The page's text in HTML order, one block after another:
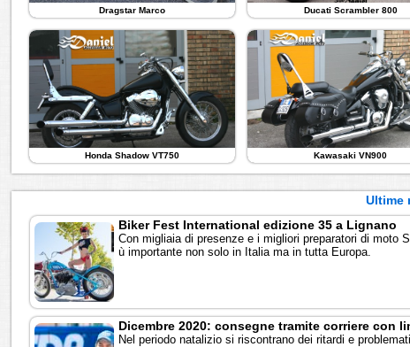
Dragstar Marco Ducati Scrambler 800
Honda Shadow VT750 Kawasaki VN900
Ultime
Biker Fest International edizione 35 a Lignano
Con migliaia di presenze e i migliori preparatori di moto
ù importante non solo in Italia ma in tutta Europa.
Dicembre 2020: consegne tramite corriere con
Nel periodo natalizio si riscontrano dei ritardi e